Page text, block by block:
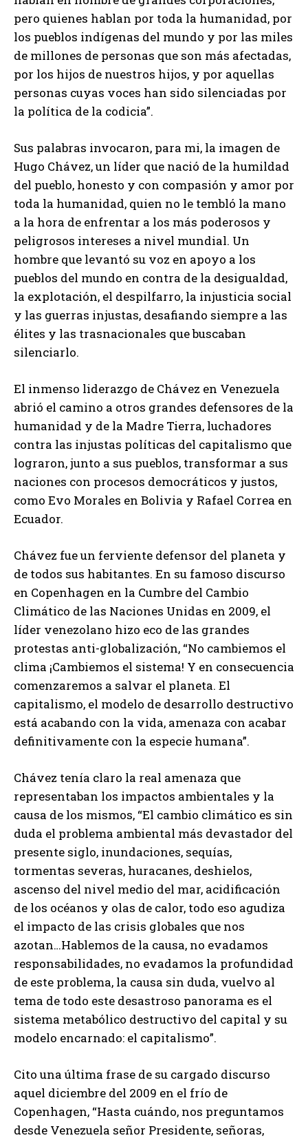
pero quienes hablan por toda la humanidad, por
los pueblos indígenas del mundo y por las miles
de millones de personas que son más afectadas,
por los hijos de nuestros hijos, y por aquellas
personas cuyas voces han sido silenciadas por
la política de la codicia”.
Sus palabras invocaron, para mi, la imagen de
Hugo Chávez, un líder que nació de la humildad
del pueblo, honesto y con compasión y amor por
toda la humanidad, quien no le tembló la mano
a la hora de enfrentar a los más poderosos y
peligrosos intereses a nivel mundial. Un
hombre que levantó su voz en apoyo a los
pueblos del mundo en contra de la desigualdad,
la explotación, el despilfarro, la injusticia social
y las guerras injustas, desafiando siempre a las
élites y las trasnacionales que buscaban
silenciarlo.
El inmenso liderazgo de Chávez en Venezuela
abrió el camino a otros grandes defensores de la
humanidad y de la Madre Tierra, luchadores
contra las injustas políticas del capitalismo que
lograron, junto a sus pueblos, transformar a sus
naciones con procesos democráticos y justos,
como Evo Morales en Bolivia y Rafael Correa en
Ecuador.
Chávez fue un ferviente defensor del planeta y
de todos sus habitantes. En su famoso discurso
en Copenhagen en la Cumbre del Cambio
Climático de las Naciones Unidas en 2009, el
líder venezolano hizo eco de las grandes
protestas anti-globalización, “No cambiemos el
clima ¡Cambiemos el sistema! Y en consecuencia
comenzaremos a salvar el planeta. El
capitalismo, el modelo de desarrollo destructivo
está acabando con la vida, amenaza con acabar
definitivamente con la especie humana”.
Chávez tenía claro la real amenaza que
representaban los impactos ambientales y la
causa de los mismos, “El cambio climático es sin
duda el problema ambiental más devastador del
presente siglo, inundaciones, sequías,
tormentas severas, huracanes, deshielos,
ascenso del nivel medio del mar, acidificación
de los océanos y olas de calor, todo eso agudiza
el impacto de las crisis globales que nos
azotan…Hablemos de la causa, no evadamos
responsabilidades, no evadamos la profundidad
de este problema, la causa sin duda, vuelvo al
tema de todo este desastroso panorama es el
sistema metabólico destructivo del capital y su
modelo encarnado: el capitalismo”.
Cito una última frase de su cargado discurso
aquel diciembre del 2009 en el frío de
Copenhagen, “Hasta cuándo, nos preguntamos
desde Venezuela señor Presidente, señoras,